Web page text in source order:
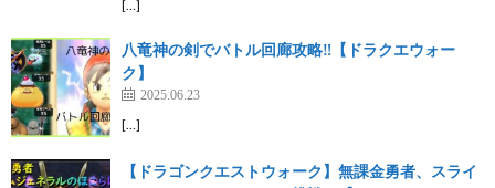
[…]
八竜神の剣でバトル回廊攻略‼️【ドラクエウォー
ク】
2025.06.23
[…]
【ドラゴンクエストウォーク】無課金勇者、スライ